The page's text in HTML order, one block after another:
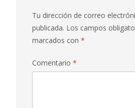
Tu dirección de correo
publicada. Los campos
marcados con *
Comentario *